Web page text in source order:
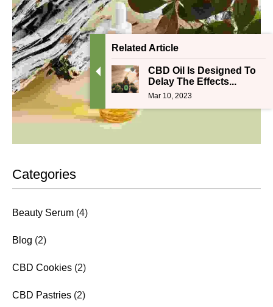
Related Article
CBD Oil Is Designed To
Delay The Effects...
Mar 10, 2023
Categories
Beauty Serum (4)
Blog (2)
CBD Cookies (2)
CBD Pastries (2)